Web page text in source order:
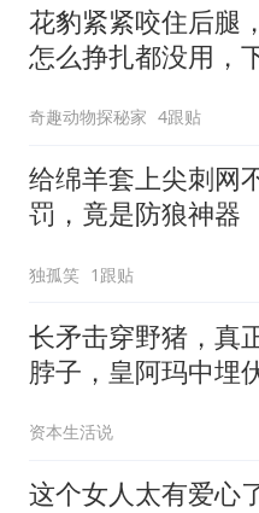
花豹紧紧咬住后腿
怎么挣扎都没用，
奇趣动物探秘家 4跟贴
给绵羊套上尖刺网
罚，竟是防狼神器
独孤笑 1跟贴
长矛击穿野猪，真
脖子，皇阿玛中埋
资本生活说
这个女人太有爱心